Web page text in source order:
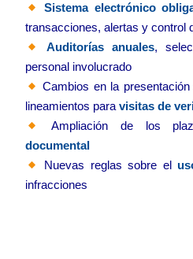
Sistema electrónico
transacciones, alertas y control
Auditorías anuales,
personal involucrado
Cambios en la presentación
lineamientos para visitas de
Ampliación de los
documental
Nuevas reglassobre el
infracciones